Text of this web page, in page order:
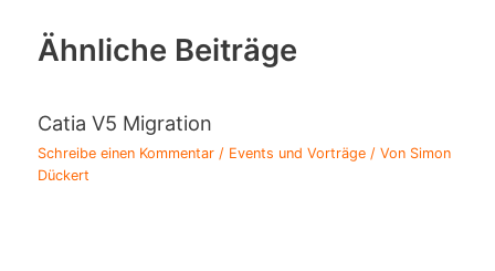
Ähnliche Beiträge
Catia V5 Migration
Schreibe einen Kommentar / Events und Vorträge / Von Simon
Dückert